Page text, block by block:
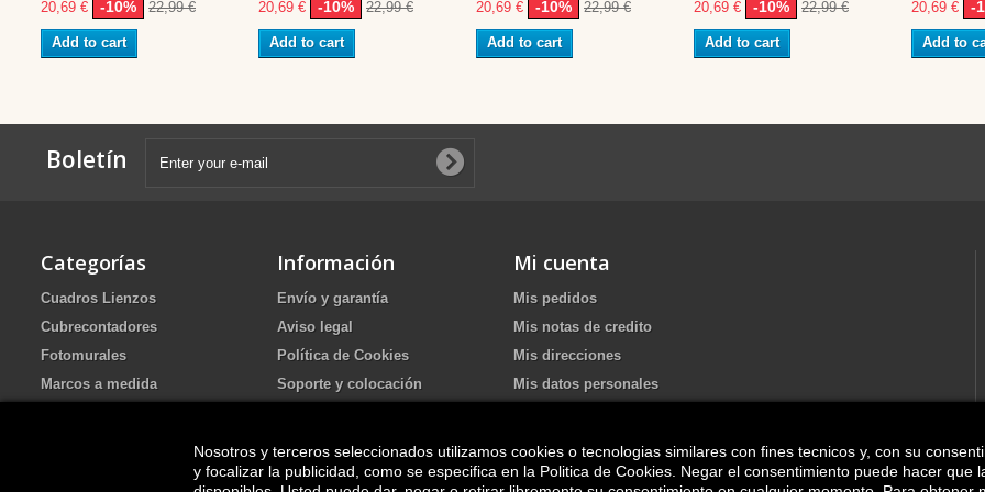
20,69 € -10% 22,99 €
Add to cart
20,69 € -10% 22,99 €
Add to cart
20,69 € -10% 22,99 €
Add to cart
20,69 € -10% 22,99 €
Add to cart
20,69 € -
Add to
Boletín
Categorías
Cuadros Lienzos
Cubrecontadores
Fotomurales
Marcos a medida
Información
Envío y garantía
Aviso legal
Política de Cookies
Soporte y colocación
FAQ
Mi cuenta
Mis pedidos
Mis notas de credito
Mis direcciones
Mis datos personales
Update your Cookie preferences
Nosotros y terceros seleccionados utilizamos cookies o tecnologias similares con fines tecnicos y, con su
y focalizar la publicidad, como se especifica en la Politica de Cookies. Negar el consentimiento puede hacer que